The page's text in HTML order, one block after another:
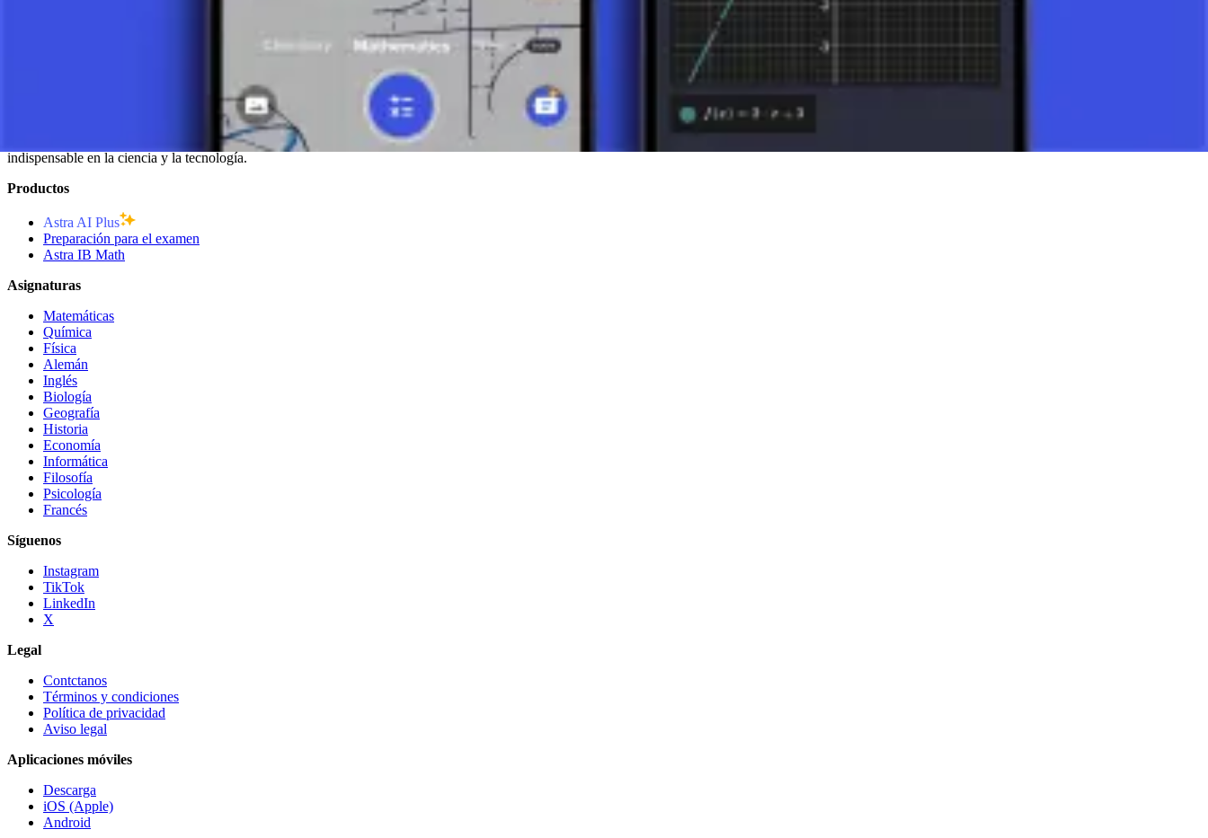
Los gráficos vectoriales utilizan modelos de vectores para representar imágenes, lo que permite un escalado ilimitado sin pérdida de calidad.
El análisis vectorial es clave en el diseño y análisis de sistemas mecánicos, campos electromagnéticos y otras aplicaciones de ingeniería.
Los vectores son la base para el desarrollo de espacios vectoriales y matrices, que son cruciales para el álgebra lineal y muchas otras disciplinas matemáticas.
Los vectores son esenciales para comprender y aplicar los principios matemáticos en la práctica. Su capacidad para combinar la dirección y la magnitud en un solo objeto matemático permite el modelado y
análisis elegante de muchos fenómenos naturales y técnicos. El conocimiento y la comprensión de los vectores abren la puerta a una mejor comprensión del mundo que nos rodea y son una herramienta
indispensable en la ciencia y la tecnología.
Productos
Astra AI Plus
Preparación para el examen
Astra IB Math
Asignaturas
Matemáticas
Química
Física
Alemán
Inglés
Biología
Geografía
Historia
Economía
Informática
Filosofía
Psicología
Francés
Síguenos
Instagram
TikTok
LinkedIn
X
Legal
Contctanos
Términos y condiciones
Política de privacidad
Aviso legal
Aplicaciones móviles
Descarga
iOS (Apple)
Android